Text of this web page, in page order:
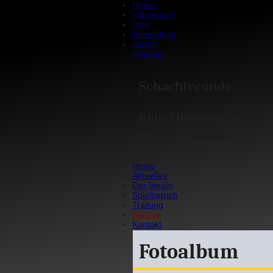
Home
Impressum
Hilfe
Anmeldung
Intern
sfkm.de
Home
Aktuelles
Der Verein
Spielbetrieb
Training
Service
Kontakt
Fotoalbum